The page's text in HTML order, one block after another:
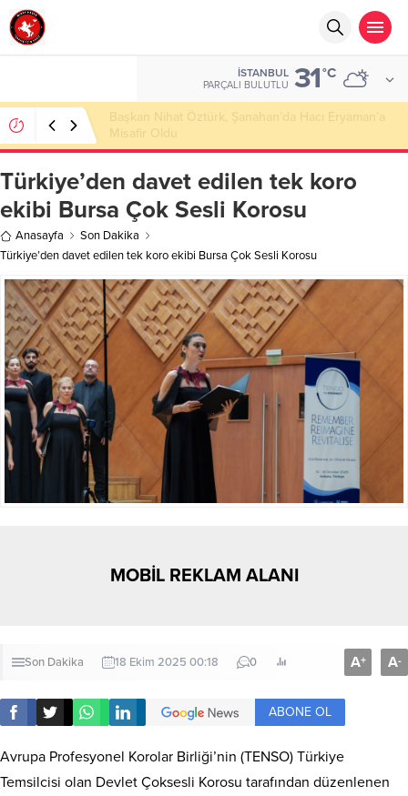
İSTANBUL
PARÇALI BULUTLU 31°C
Türkiye’den davet edilen tek koro
ekibi Bursa Çok Sesli Korosu
Anasayfa
Son Dakika
Türkiye’den davet edilen tek koro ekibi Bursa Çok Sesli Korosu
MOBİL REKLAM ALANI
Son Dakika 18 Ekim 2025 00:18 0 A+ A-
ABONE OL
Avrupa Profesyonel Korolar Birliği’nin (TENSO) Türkiye
Temsilcisi olan Devlet Çoksesli Korosu tarafından düzenlenen